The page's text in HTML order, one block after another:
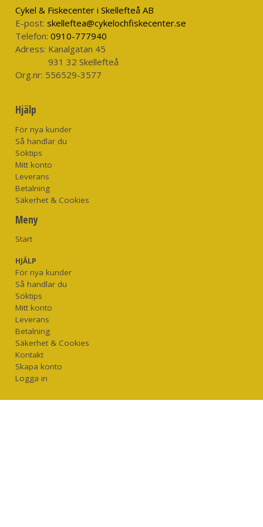
Anatomiskt skurna neoprenstövlar
Material: Toray® QuadraLam-material med 4 lager - mycket
andningsbaraoch 100% vattentäta
Vikt: 38 oz./1077 g
Färg: mörk gunmetal
Cykel & Fiskecenter i Skellefteå AB
E-post: skelleftea@cykelochfiskecenter.se
Telefon: 0910-777940
Adress: Kanalgatan 45
931 32 Skellefteå
Org.nr: 556529-3577
Hjälp
För nya kunder
Så handlar du
Söktips
Mitt konto
Leverans
Betalning
Säkerhet & Cookies
Meny
Start
HJÄLP
För nya kunder
Så handlar du
Söktips
Mitt konto
Leverans
Betalning
Säkerhet & Cookies
Kontakt
Skapa konto
Logga in